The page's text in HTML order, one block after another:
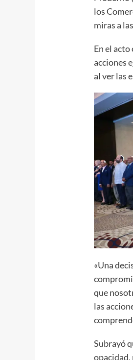
los
miras a
En el
acciones
al ver las
«Una
que
las
Subrayó
opacidad,